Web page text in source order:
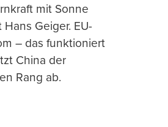
mit Sonne
Geiger. EU-
– das funktioniert
China der
Rang ab.